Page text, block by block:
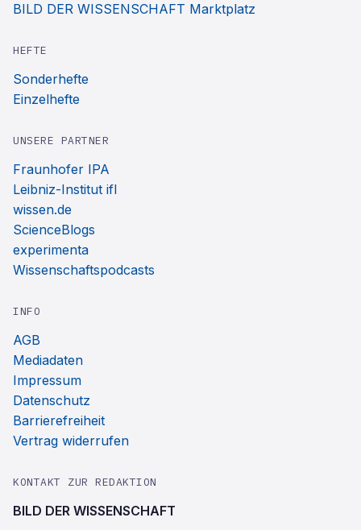
BILD DER WISSENSCHAFT Marktplatz
HEFTE
Sonderhefte
Einzelhefte
UNSERE PARTNER
Fraunhofer IPA
Leibniz-Institut ifl
wissen.de
ScienceBlogs
experimenta
Wissenschaftspodcasts
INFO
AGB
Mediadaten
Impressum
Datenschutz
Barrierefreiheit
Vertrag widerrufen
KONTAKT ZUR REDAKTION
BILD DER WISSENSCHAFT